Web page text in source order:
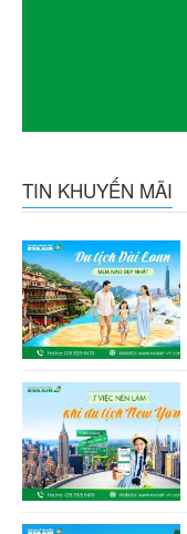
TIN KHUYẾN MÃI